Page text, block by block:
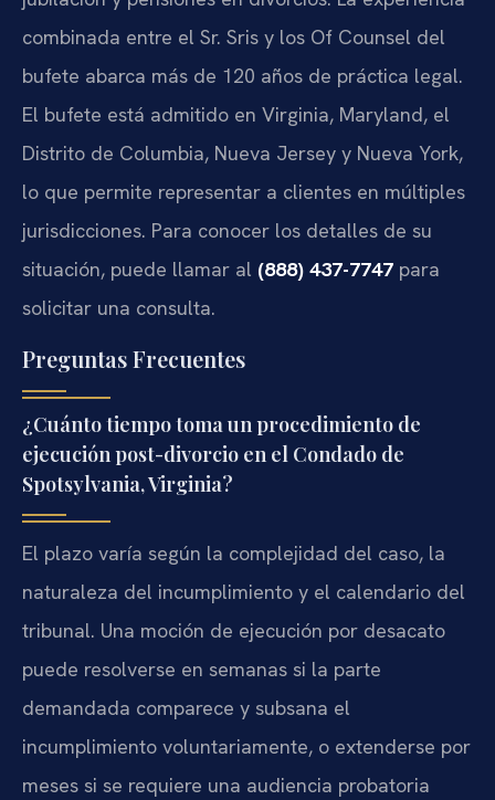
combinada entre el Sr. Sris y los Of Counsel del
bufete abarca más de 120 años de práctica legal.
El bufete está admitido en Virginia, Maryland, el
Distrito de Columbia, Nueva Jersey y Nueva York,
lo que permite representar a clientes en múltiples
jurisdicciones. Para conocer los detalles de su
situación, puede llamar al (888) 437-7747 para
solicitar una consulta.
Preguntas Frecuentes
¿Cuánto tiempo toma un procedimiento de
ejecución post-divorcio en el Condado de
Spotsylvania, Virginia?
El plazo varía según la complejidad del caso, la
naturaleza del incumplimiento y el calendario del
tribunal. Una moción de ejecución por desacato
puede resolverse en semanas si la parte
demandada comparece y subsana el
incumplimiento voluntariamente, o extenderse por
meses si se requiere una audiencia probatoria